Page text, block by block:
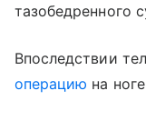
тазобедренного
Впоследствии
операцию на